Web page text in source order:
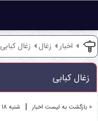
اخبار زغال زغال کبابی
زغال کبابی
« بازگشت به لیست اخبار | شنبه 18 آذر 1402 در ساعت 0 و 0 دقیقه